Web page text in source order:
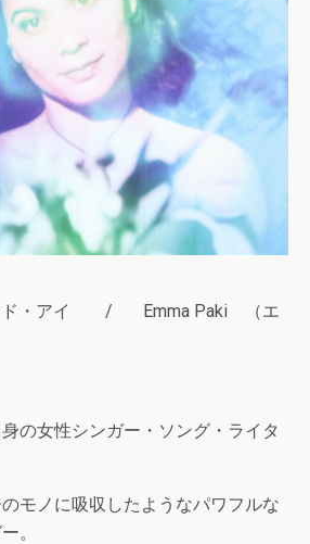
ド・アイ / Emma Paki （エ
の女性シンガー・ソング・ライタ
モノに吸収したようなパワフルな
。